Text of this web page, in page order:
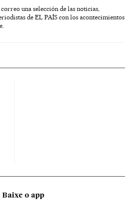
una selección de las noticias,
de EL PAÍS con los acontecimientos
Baixe o app